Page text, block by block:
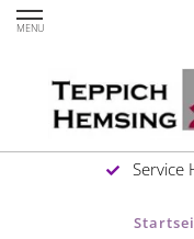
MENU
Service